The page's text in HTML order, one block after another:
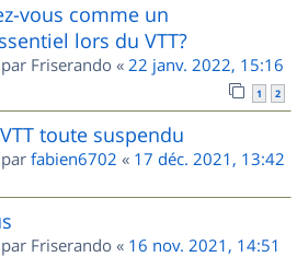
vous comme un
lors du VTT?
Friserando « 22 janv. 2022, 15:16
1 2
toute suspendu
fabien6702 « 17 déc. 2021, 13:42
Friserando « 16 nov. 2021, 14:51